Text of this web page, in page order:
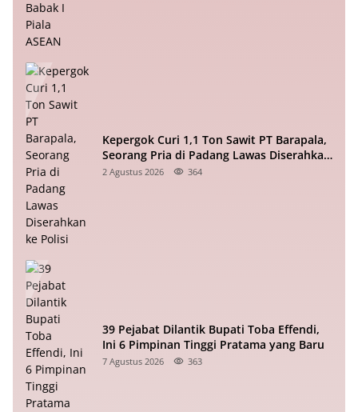
Kepergok Curi 1,1 Ton Sawit PT Barapala,
Seorang Pria di Padang Lawas Diserahkan
ke Polisi
2 Agustus 2026 364
39 Pejabat Dilantik Bupati Toba Effendi,
Ini 6 Pimpinan Tinggi Pratama yang Baru
7 Agustus 2026 363